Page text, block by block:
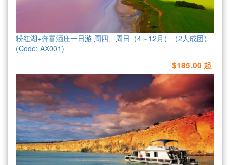
粉红湖+奔富酒庄一日游 周四、周日（4～12月）（2人成团）
(Code: AX001)
$185.00 起